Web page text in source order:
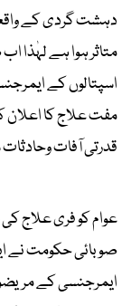
دہشت گردی کے
متاثر ہوا ہے لہٰذا
اسپتالوں کے
مفت علاج کا
قدرتی آفات
عوام کو فری علاج
صوبائی حکومت نے
ایمرجنسی کے